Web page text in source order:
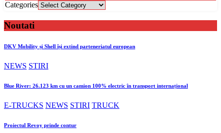
Categories
Noutati
DKV Mobility și Shell își extind parteneriatul european
NEWS STIRI
Blue River: 26.123 km cu un camion 100% electric în transport internațional
E-TRUCKS NEWS STIRI TRUCK
Proiectul Revoy prinde contur